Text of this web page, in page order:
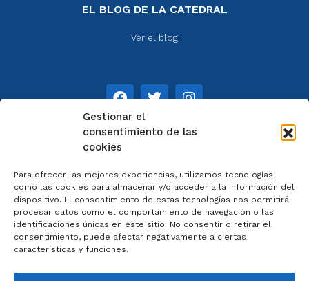
Gestionar el
consentimiento de las
cookies
Para ofrecer las mejores experiencias, utilizamos tecnologías
como las cookies para almacenar y/o acceder a la información del
dispositivo. El consentimiento de estas tecnologías nos permitirá
procesar datos como el comportamiento de navegación o las
identificaciones únicas en este sitio. No consentir o retirar el
consentimiento, puede afectar negativamente a ciertas
características y funciones.
EL BLOG DE LA CATEDRAL
Ver el blog
Aviso legal
Política de privacidad
Cookies
Colaboradores
Condiciones generales